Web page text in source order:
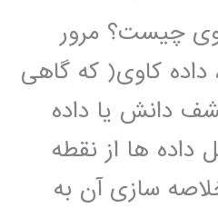
چیست؟ مرور
داده کاوی( که گاهی
دانش یا داده
داده ها از نقطه
سازی آن به